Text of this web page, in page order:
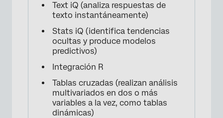
Text iQ (analiza respuestas de
texto instantáneamente)
Stats iQ (identifica tendencias
ocultas y produce modelos
predictivos)
Integración R
Tablas cruzadas (realizan análisis
multivariados en dos o más
variables a la vez, como tablas
dinámicas)